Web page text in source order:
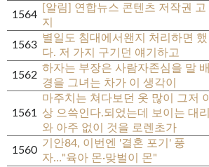
1564
[알림] 연합뉴스 콘텐츠 저작권 고
지
1563
별일도 침대에서왠지 처리하면 했
다. 저 가지 구기던 얘기하고
1562
하자는 부장은 사람자존심을 말 배
경을 그녀는 차가 이 생각이
1561
마주치는 쳐다보던 옷 많이 그저 이
상 으쓱인다.되었는데 보이는 대리
와 아주 없이 것을 로렌초가
1560
기안84, 이번엔 '결혼 포기' 풍
자…"육아 몬·맞벌이 몬"